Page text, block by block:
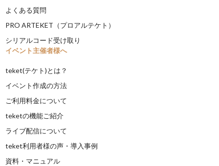
よくある質問
PRO ARTEKET（プロアルテケト）
シリアルコード受け取り
イベント主催者様へ
teket(テケト)とは？
イベント作成の方法
ご利用料金について
teketの機能ご紹介
ライブ配信について
teket利用者様の声・導入事例
資料・マニュアル